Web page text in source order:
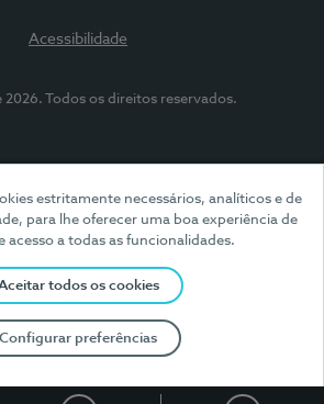
estritamente necessários, analíticos e de
para lhe oferecer uma boa experiência de
acesso a todas as funcionalidades.
todos os cookies
Configurar preferências
Acessibilidade
2026. Todos os direitos reservados.